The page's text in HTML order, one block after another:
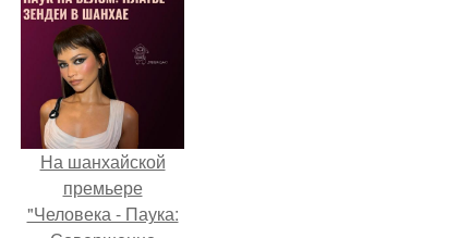
На шанхайской
премьере
"Человека - Паука: